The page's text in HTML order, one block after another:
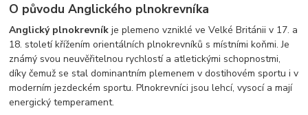
O původu Anglického plnokrevníka
Anglický plnokrevník je plemeno vzniklé ve Velké Británii v 17. a
18. století křížením orientálních plnokrevníků s místními koňmi. Je
známý svou neuvěřitelnou rychlostí a atletickými schopnostmi,
díky čemuž se stal dominantním plemenem v dostihovém sportu i v
moderním jezdeckém sportu. Plnokrevníci jsou lehcí, vysocí a mají
energický temperament.